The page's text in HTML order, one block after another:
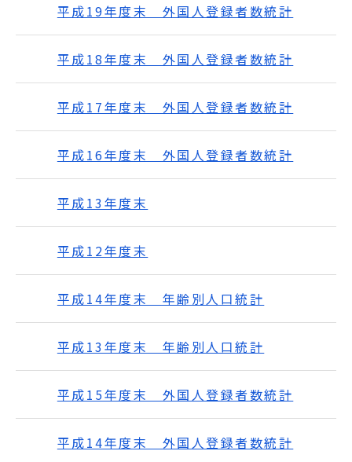
平成19年度末 外国人登録者数統計
平成18年度末 外国人登録者数統計
平成17年度末 外国人登録者数統計
平成16年度末 外国人登録者数統計
平成13年度末
平成12年度末
平成14年度末 年齢別人口統計
平成13年度末 年齢別人口統計
平成15年度末 外国人登録者数統計
平成14年度末 外国人登録者数統計